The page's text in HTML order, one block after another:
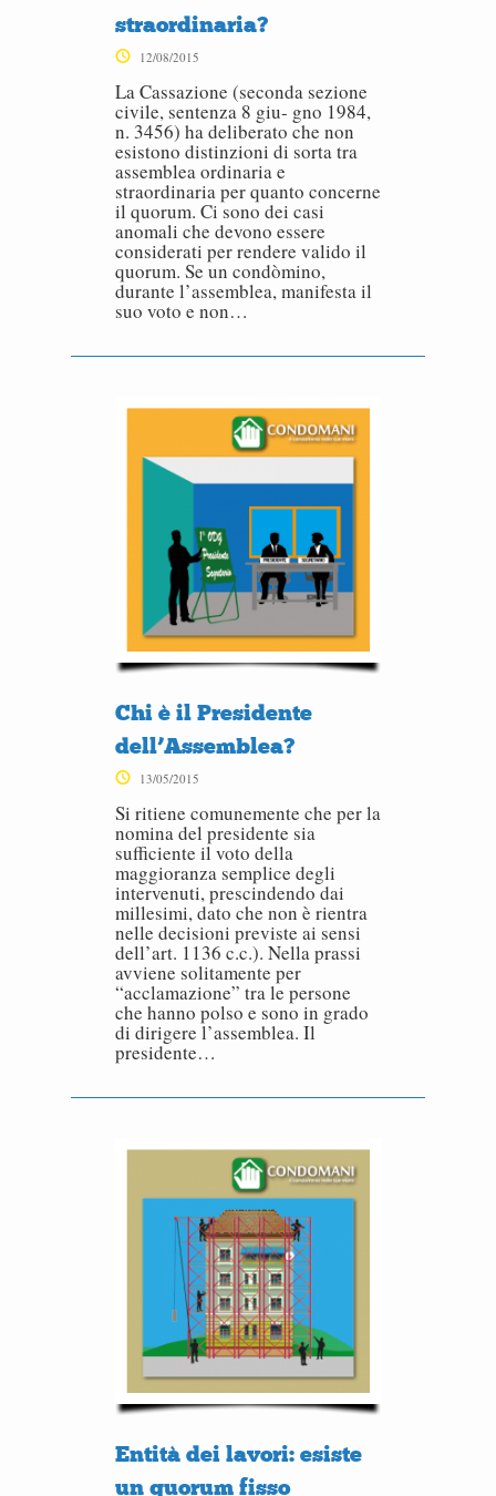
straordinaria?
12/08/2015
La Cassazione (seconda sezione
civile, sentenza 8 giu- gno 1984,
n. 3456) ha deliberato che non
esistono distinzioni di sorta tra
assemblea ordinaria e
straordinaria per quanto concerne
il quorum. Ci sono dei casi
anomali che devono essere
considerati per rendere valido il
quorum. Se un condòmino,
durante l’assemblea, manifesta il
suo voto e non…
Chi è il Presidente
dell’Assemblea?
13/05/2015
Si ritiene comunemente che per la
nomina del presidente sia
sufficiente il voto della
maggioranza semplice degli
intervenuti, prescindendo dai
millesimi, dato che non è rientra
nelle decisioni previste ai sensi
dell’art. 1136 c.c.). Nella prassi
avviene solitamente per
“acclamazione” tra le persone
che hanno polso e sono in grado
di dirigere l’assemblea. Il
presidente…
Entità dei lavori: esiste
un quorum fisso